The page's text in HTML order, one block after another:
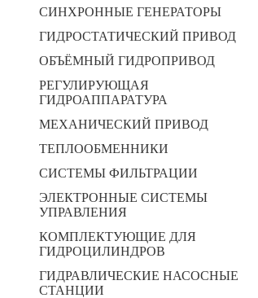
СИНХРОННЫЕ ГЕНЕРАТОРЫ
ГИДРОСТАТИЧЕСКИЙ ПРИВОД
ОБЪЁМНЫЙ ГИДРОПРИВОД
РЕГУЛИРУЮЩАЯ
ГИДРОАППАРАТУРА
МЕХАНИЧЕСКИЙ ПРИВОД
ТЕПЛООБМЕННИКИ
СИСТЕМЫ ФИЛЬТРАЦИИ
ЭЛЕКТРОННЫЕ СИСТЕМЫ
УПРАВЛЕНИЯ
КОМПЛЕКТУЮЩИЕ ДЛЯ
ГИДРОЦИЛИНДРОВ
ГИДРАВЛИЧЕСКИЕ НАСОСНЫЕ
СТАНЦИИ